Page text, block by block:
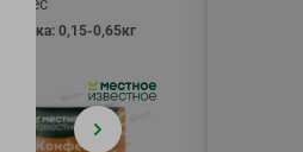
фасовка: 0,15-0,65кг